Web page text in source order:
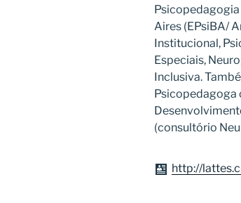
Aires (EPsiBA/
Institucional,
Especiais,
Inclusiva.
Psicopedagoga
(consultório
http://